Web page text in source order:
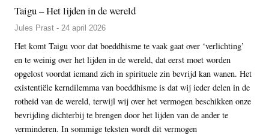
Taigu – Het lijden in de wereld
Jules Prast - 24 april 2026
Het komt Taigu voor dat boeddhisme te vaak gaat over ‘verlichting’
en te weinig over het lijden in de wereld, dat eerst moet worden
opgelost voordat iemand zich in spirituele zin bevrijd kan wanen. Het
existentiële kerndilemma van boeddhisme is dat wij ieder delen in de
rotheid van de wereld, terwijl wij over het vermogen beschikken onze
bevrijding dichterbij te brengen door het lijden van de ander te
verminderen. In sommige teksten wordt dit vermogen